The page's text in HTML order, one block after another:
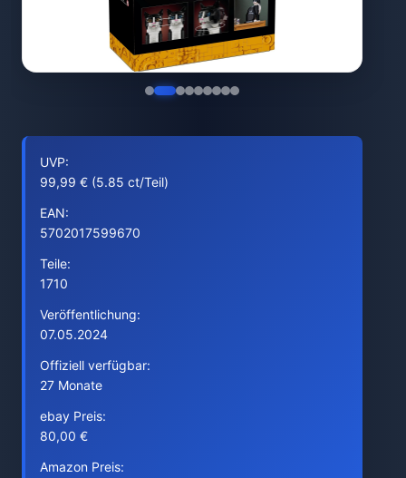
UVP:
99,99 € (5.85 ct/Teil)
EAN:
5702017599670
Teile:
1710
Veröffentlichung:
07.05.2024
Offiziell verfügbar:
27 Monate
ebay Preis:
80,00 €
Amazon Preis: